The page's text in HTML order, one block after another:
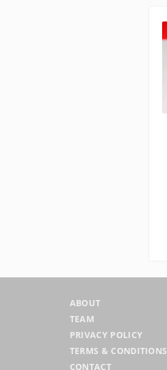
ABOUT
TEAM
PRIVACY POLICY
TERMS & CONDITIONS
CONTACT